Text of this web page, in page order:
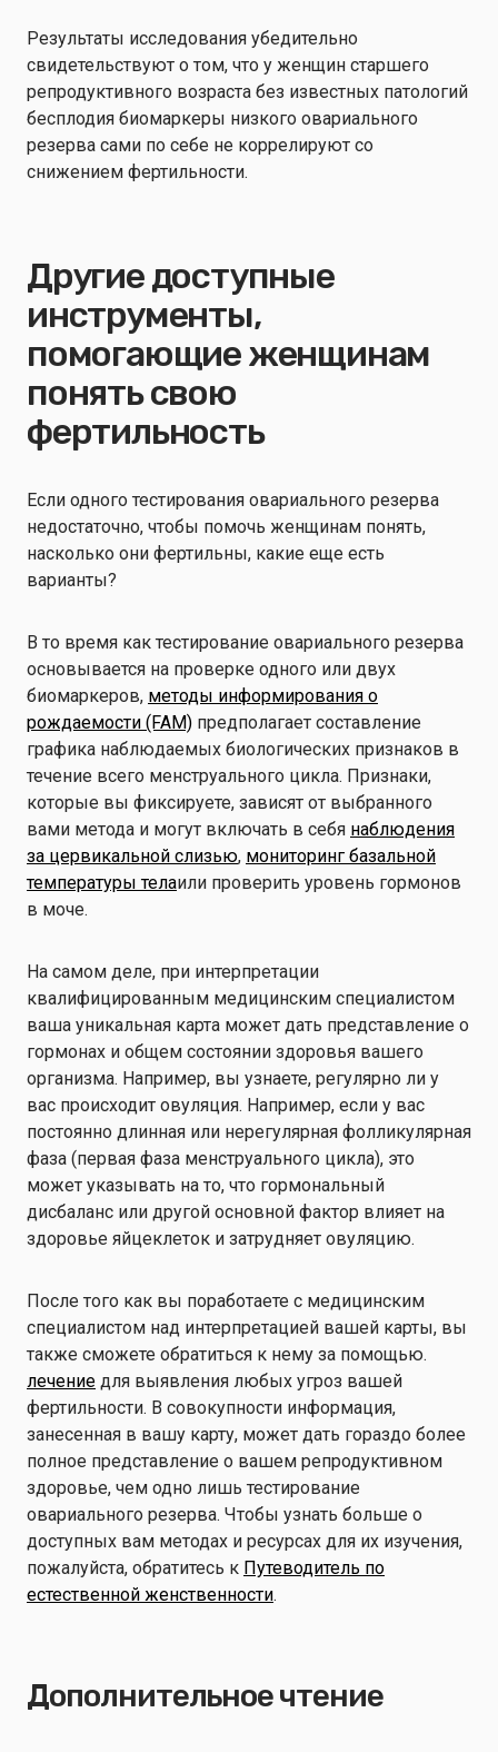
Результаты исследования убедительно
свидетельствуют о том, что у женщин старшего
репродуктивного возраста без известных патологий
бесплодия биомаркеры низкого овариального
резерва сами по себе не коррелируют со
снижением фертильности.
Другие доступные
инструменты,
помогающие женщинам
понять свою
фертильность
Если одного тестирования овариального резерва
недостаточно, чтобы помочь женщинам понять,
насколько они фертильны, какие еще есть
варианты?
В то время как тестирование овариального резерва
основывается на проверке одного или двух
биомаркеров, методы информирования о
рождаемости (FAM) предполагает составление
графика наблюдаемых биологических признаков в
течение всего менструального цикла. Признаки,
которые вы фиксируете, зависят от выбранного
вами метода и могут включать в себя наблюдения
за цервикальной слизью, мониторинг базальной
температуры телаили проверить уровень гормонов
в моче.
На самом деле, при интерпретации
квалифицированным медицинским специалистом
ваша уникальная карта может дать представление о
гормонах и общем состоянии здоровья вашего
организма. Например, вы узнаете, регулярно ли у
вас происходит овуляция. Например, если у вас
постоянно длинная или нерегулярная фолликулярная
фаза (первая фаза менструального цикла), это
может указывать на то, что гормональный
дисбаланс или другой основной фактор влияет на
здоровье яйцеклеток и затрудняет овуляцию.
После того как вы поработаете с медицинским
специалистом над интерпретацией вашей карты, вы
также сможете обратиться к нему за помощью.
лечение для выявления любых угроз вашей
фертильности. В совокупности информация,
занесенная в вашу карту, может дать гораздо более
полное представление о вашем репродуктивном
здоровье, чем одно лишь тестирование
овариального резерва. Чтобы узнать больше о
доступных вам методах и ресурсах для их изучения,
пожалуйста, обратитесь к Путеводитель по
естественной женственности.
Дополнительное чтение